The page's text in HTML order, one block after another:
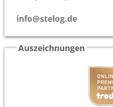
info@stelog.de
Auszeichnungen